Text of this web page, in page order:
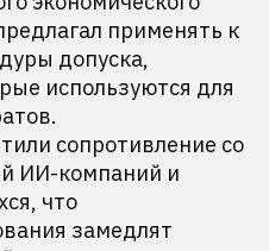
применять к
допуска,
используются для
сопротивление со
ИИ-компаний и
что
замедлят